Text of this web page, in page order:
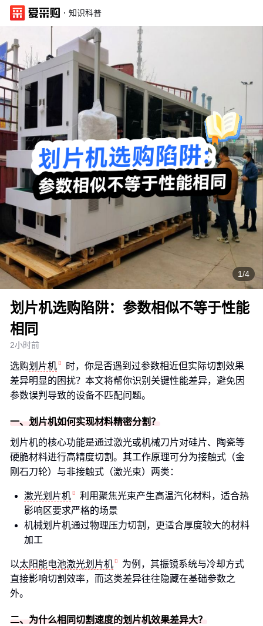
· 知识科普
1/4
划片机选购陷阱：参数相似不等于性能
相同
2小时前
选购划片机
时，你是否遇到过参数相近但实际切割效果
差异明显的困扰？本文将帮你识别关键性能差异，避免因
参数误判导致的设备不匹配问题。
一、划片机如何实现材料精密分割？
划片机的核心功能是通过激光或机械刀片对硅片、陶瓷等
硬脆材料进行高精度切割。其工作原理可分为接触式（金
刚石刀轮）与非接触式（激光束）两类：
激光划片机
利用聚焦光束产生高温汽化材料，适合热
影响区要求严格的场景
机械划片机通过物理压力切割，更适合厚度较大的材料
加工
以太阳能电池激光划片机
为例，其振镜系统与冷却方式
直接影响切割效率，而这类差异往往隐藏在基础参数之
外。
二、为什么相同切割速度的划片机效果差异大？